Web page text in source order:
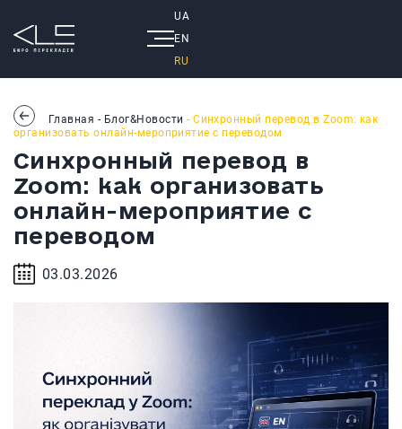
UA
EN
RU
Главная - Блог&Новости - Синхронный перевод в Zoom: как
организовать онлайн-мероприятие с переводом
Синхронный перевод в
Zoom: как организовать
онлайн-мероприятие с
переводом
03.03.2026